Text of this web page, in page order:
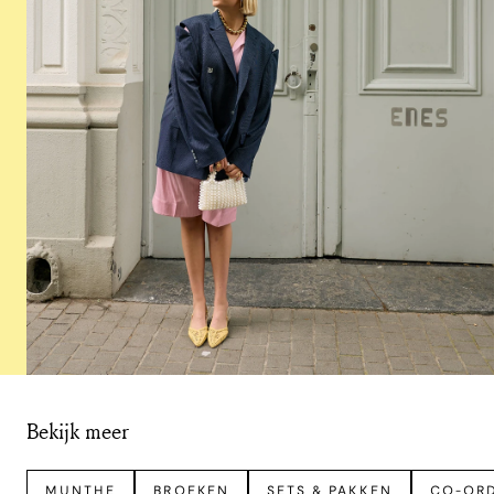
Bekijk meer
MUNTHE BROEKEN SETS & PAKKEN CO-